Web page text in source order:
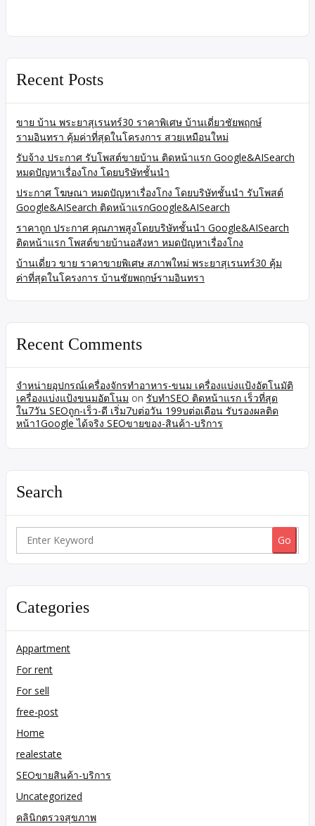
Recent Posts
ขาย บ้าน พระยาสุเรนทร์30 ราคาพิเศษ บ้านเดี่ยวชัยพฤกษ์
รามอินทรา คุ้มค่าที่สุดในโครงการ สวยเหมือนใหม่
รับจ้าง ประกาศ รับโพสต์ขายบ้าน ติดหน้าแรก Google&AISearch
หมดปัญหาเรื่องโกง โดยบริษัทชั้นนำ
ประกาศ โฆษณา หมดปัญหาเรื่องโกง โดยบริษัทชั้นนำ รับโพสต์
Google&AISearch ติดหน้าแรกGoogle&AISearch
ราคาถูก ประกาศ คุณภาพสูงโดยบริษัทชั้นนำ Google&AISearch
ติดหน้าแรก โพสต์ขายบ้านอสังหา หมดปัญหาเรื่องโกง
บ้านเดี่ยว ขาย ราคาขายพิเศษ สภาพใหม่ พระยาสุเรนทร์30 คุ้ม
ค่าที่สุดในโครงการ บ้านชัยพฤกษ์รามอินทรา
Recent Comments
จำหน่ายอุปกรณ์เครื่องจักรทำอาหาร-ขนม เครื่องแบ่งแป้งอัตโนมัติ
เครื่องแบ่งแป้งขนมอัตโนม on รับทำSEO ติดหน้าแรก เร็วที่สุด
ใน7วัน SEOถูก-เร็ว-ดี เริ่ม7บต่อวัน 199บต่อเดือน รับรองผลติด
หน้า1Google ได้จริง SEOขายของ-สินค้า-บริการ
Search
Search
Categories
Appartment
For rent
For sell
free-post
Home
realestate
SEOขายสินค้า-บริการ
Uncategorized
คลินิกตรวจสุขภาพ